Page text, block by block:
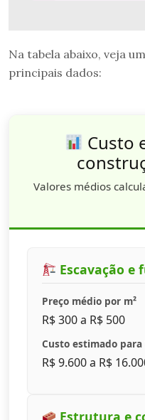
Na tabela abaixo, veja
principais dados:
Custo
Valores médios
Escavação e
Preço médio por m²
R$ 300 a R$ 500
Custo estimado para
R$ 9.600 a R$
Estrutura e